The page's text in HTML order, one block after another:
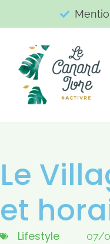
Le
et
Lifestyle 07/